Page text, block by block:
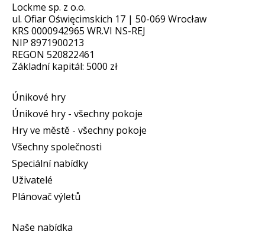
Lockme sp. z o.o.
ul. Ofiar Oświęcimskich 17 | 50-069 Wrocław
KRS 0000942965 WR.VI NS-REJ
NIP 8971900213
REGON 520822461
Základní kapitál: 5000 zł
Únikové hry
Únikové hry - všechny pokoje
Hry ve městě - všechny pokoje
Všechny společnosti
Speciální nabídky
Uživatelé
Plánovač výletů
Naše nabídka